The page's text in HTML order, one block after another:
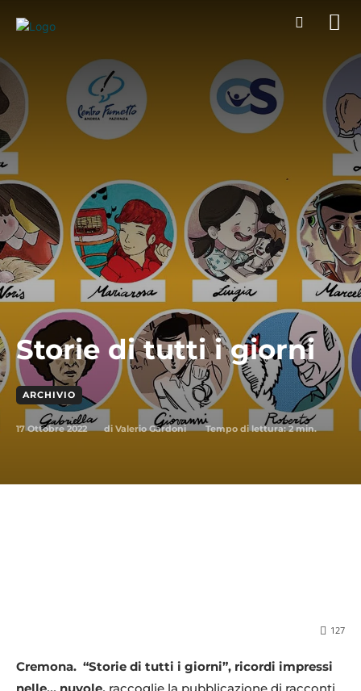
Storie di tutti i giorni
ARCHIVIO
17 Ottobre 2022 di Valerio Gardoni Tempo di lettura:2min.
127
Cremona. “Storie di tutti i giorni”, ricordi impressi